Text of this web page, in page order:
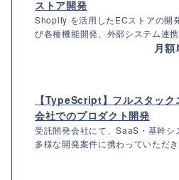
ストア開発
Shopify を活用したECストアの開
び各種機能開発、外部システム連
月額
【TypeScript】フルスタッ
会社でのプロダクト開発
受託開発会社にて、SaaS・基幹
多様な開発案件に携わっていただ